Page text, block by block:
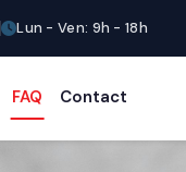
Lun - Ven: 9h - 18h
FAQ Contact